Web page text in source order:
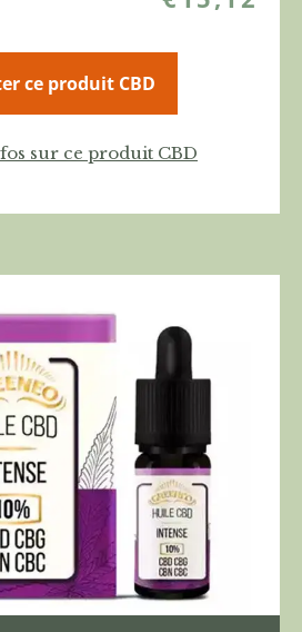
ce produit CBD
sur ce produit CBD